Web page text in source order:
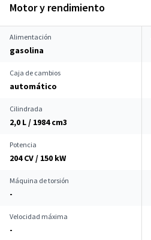
Motor y rendimiento
Alimentación
gasolina
Caja de cambios
automático
Cilindrada
2,0 L / 1984 cm3
Potencia
204 CV / 150 kW
Máquina de torsión
-
Velocidad máxima
-